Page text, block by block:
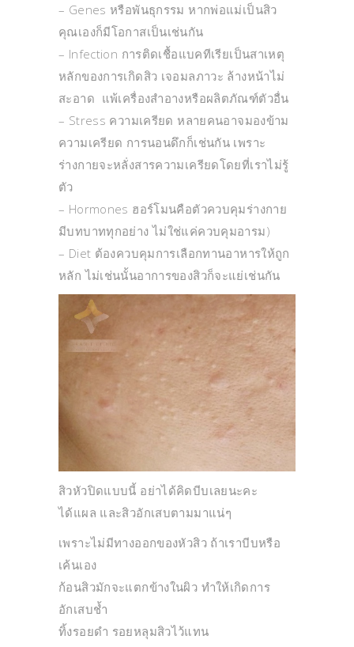
– Genes หรือพันธุกรรม หากพ่อแม่เป็นสิว
คุณเองก็มีโอกาสเป็นเช่นกัน
– Infection การติดเชื้อแบคทีเรียเป็นสาเหตุ
หลักของการเกิดสิว เจอมลภาวะ ล้างหน้าไม่
สะอาด แพ้เครื่องสำอางหรือผลิตภัณฑ์ตัวอื่น
– Stress ความเครียด หลายคนอาจมองข้าม
ความเครียด การนอนดึกก็เช่นกัน เพราะ
ร่างกายจะหลั่งสารความเครียดโดยที่เราไม่รู้
ตัว
– Hormones ฮอร์โมนคือตัวควบคุมร่างกาย
มีบทบาททุกอย่าง ไม่ใช่แค่ควบคุมอารม)
– Diet ต้องควบคุมการเลือกทานอาหารให้ถูก
หลัก ไม่เช่นนั้นอาการของสิวก็จะแย่เช่นกัน
สิวหัวปิดแบบนี้ อย่าได้คิดบีบเลยนะคะ
ได้แผล และสิวอักเสบตามมาแน่ๆ
เพราะไม่มีทางออกของหัวสิว ถ้าเราบีบหรือ
เค้นเอง
ก้อนสิวมักจะแตกข้างในผิว ทำให้เกิดการ
อักเสบช้ำ
ทิ้งรอยดำ รอยหลุมสิวไว้แทน